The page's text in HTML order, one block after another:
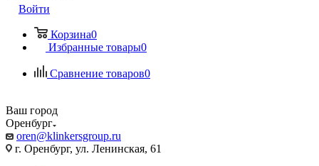
Войти
Корзина0
Избранные товары0
Сравнение товаров0
Ваш город
Оренбург
oren@klinkersgroup.ru
г. Оренбург, ул. Ленинская, 61